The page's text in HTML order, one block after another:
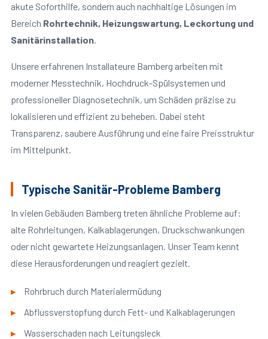
akute Soforthilfe, sondern auch nachhaltige Lösungen im
Bereich Rohrtechnik, Heizungswartung, Leckortung und
Sanitärinstallation.
Unsere erfahrenen Installateure Bamberg arbeiten mit
moderner Messtechnik, Hochdruck-Spülsystemen und
professioneller Diagnosetechnik, um Schäden präzise zu
lokalisieren und effizient zu beheben. Dabei steht
Transparenz, saubere Ausführung und eine faire Preisstruktur
im Mittelpunkt.
Typische Sanitär-Probleme Bamberg
In vielen Gebäuden Bamberg treten ähnliche Probleme auf:
alte Rohrleitungen, Kalkablagerungen, Druckschwankungen
oder nicht gewartete Heizungsanlagen. Unser Team kennt
diese Herausforderungen und reagiert gezielt.
Rohrbruch durch Materialermüdung
Abflussverstopfung durch Fett- und Kalkablagerungen
Wasserschaden nach Leitungsleck